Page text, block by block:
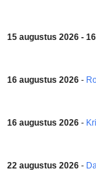
15 augustus 2026 -
16 augustus 2026 -
16 augustus 2026 -
22 augustus 2026 -